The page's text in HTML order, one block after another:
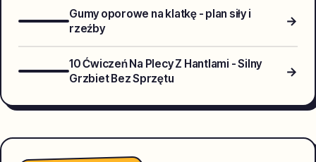
Gumy oporowe na klatkę - plan siły i
rzeźby
→
10 Ćwiczeń Na Plecy Z Hantlami - Silny
Grzbiet Bez Sprzętu
→